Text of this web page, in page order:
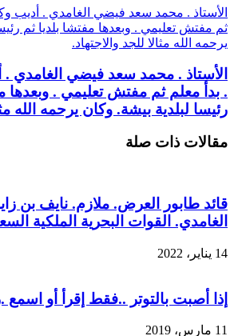
الأستاذ . محمد سعد فيضي الغامدي . أديب
ثم مفتش تعليمي . وبعدها مفتشا بلديا ثم
يرحمه الله مثالا للجد والاجتهاد.
الأستاذ . محمد سعد فيضي
. بدأ معلم ثم مفتش تعليمي . وبعدها
رئيسا لبلدية بيشة. وكان يرحمه الله
مقالات ذات صلة
قائد طابور العرض. ملازم. نايف بن
الغامدي. القوات البحرية الملكية
14 يناير، 2022
إذا أصبت بالتوتر ..فقط إقرأ أو اسمع
11 مارس، 2019